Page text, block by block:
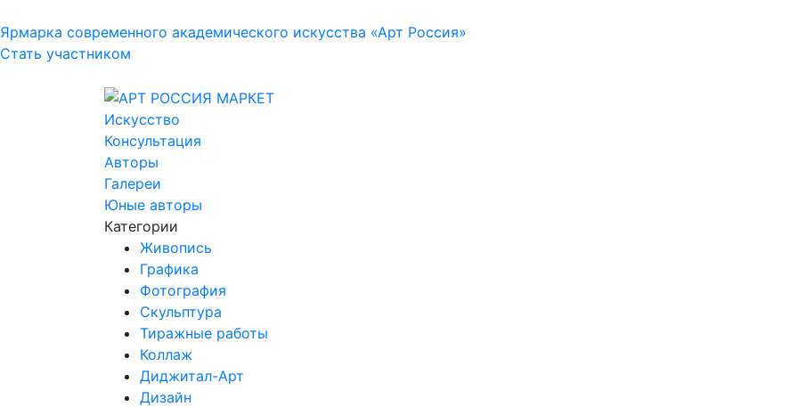
Ярмарка современного академического искусства «Арт Россия»
Стать участником
Искусство
Консультация
Авторы
Галереи
Юные авторы
Категории
Живопись
Графика
Фотография
Скульптура
Тиражные работы
Коллаж
Диджитал-Арт
Дизайн